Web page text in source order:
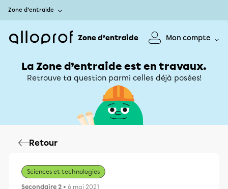
Zone d’entraide
Zone d’entraide Mon compte
La Zone d’entraide est en travaux.
Retrouve ta question parmi celles déjà posées!
Retour
Sciences et technologies
Secondaire 2 • 6 mai 2021